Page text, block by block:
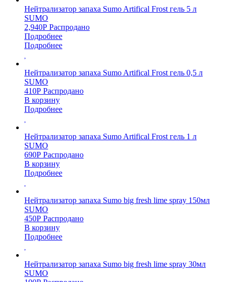
Нейтрализатор запаха Sumo Artifical Frost гель 5 л
SUMO
2,940Р Распродано
Подробнее
Подробнее
Нейтрализатор запаха Sumo Artifical Frost гель 0,5 л
SUMO
410Р Распродано
В корзину
Подробнее
Нейтрализатор запаха Sumo Artifical Frost гель 1 л
SUMO
690Р Распродано
В корзину
Подробнее
Нейтрализатор запаха Sumo big fresh lime spray 150мл
SUMO
450Р Распродано
В корзину
Подробнее
Нейтрализатор запаха Sumo big fresh lime spray 30мл
SUMO